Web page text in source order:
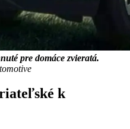
pre domáce zvieratá.
k